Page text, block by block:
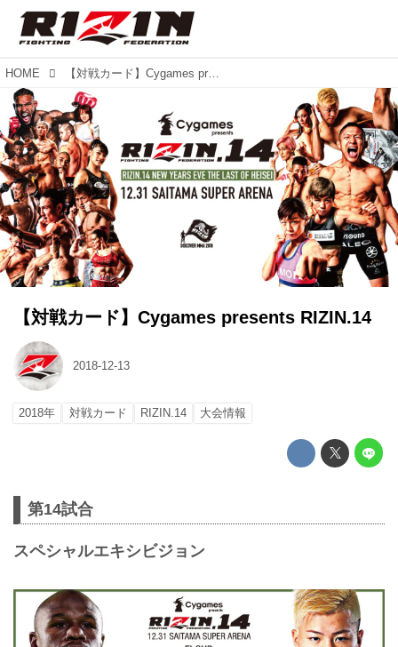
HOME 【対戦カード】Cygames presents RIZIN.14
【対戦カード】Cygames presents RIZIN.14
2018-12-13
2018年 対戦カード RIZIN.14 大会情報
第14試合
スペシャルエキシビジョン